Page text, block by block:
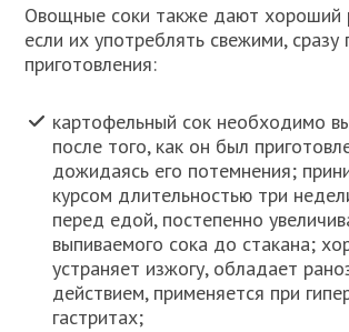
Овощные соки также дают хороший
если их употреблять свежими, сразу
приготовления:
картофельный сок необходимо
после того, как он был
дожидаясь его потемнения;
курсом длительностью три
перед едой, постепенно
выпиваемого сока до стакана;
устраняет изжогу, обладает
действием, применяется при
гастритах;